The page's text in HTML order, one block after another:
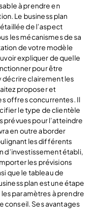
à prendre en
Le business plan
de l’aspect
les mécanismes de sa
de votre modèle
expliquer de quelle
pour être
décrire clairement les
proposer et
offres concurrentes. Il
le type de clientèle
pour l’atteindre
en outre aborder
les différents
d’investissement établi,
les prévisions
que le tableau de
plan est une étape
paramètres à prendre
conseil. Ses avantages